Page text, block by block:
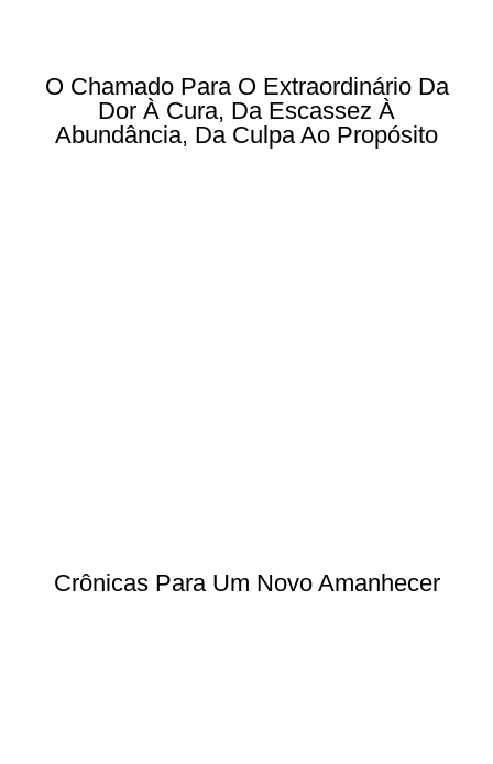
O Chamado Para O Extraordinário Da
Dor À Cura, Da Escassez À
Abundância, Da Culpa Ao Propósito
Crônicas Para Um Novo Amanhecer